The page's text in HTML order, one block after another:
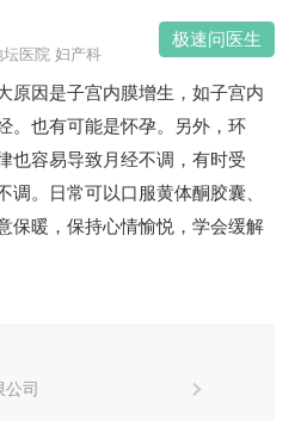
医院 妇产科
极速问医生
原因是子宫内膜增生，如子宫内
。也有可能是怀孕。另外，环
也容易导致月经不调，有时受
。日常可以口服黄体酮胶囊、
保暖，保持心情愉悦，学会缓解
司